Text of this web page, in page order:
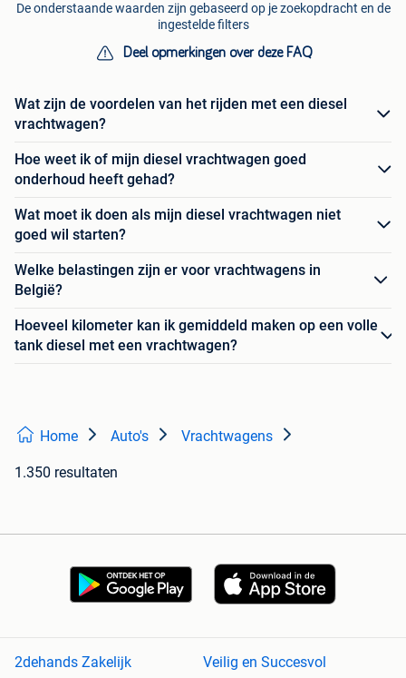
De onderstaande waarden zijn gebaseerd op je zoekopdracht en de
ingestelde filters
Deel opmerkingen over deze FAQ
Wat zijn de voordelen van het rijden met een diesel
vrachtwagen?
Hoe weet ik of mijn diesel vrachtwagen goed
onderhoud heeft gehad?
Wat moet ik doen als mijn diesel vrachtwagen niet
goed wil starten?
Welke belastingen zijn er voor vrachtwagens in
België?
Hoeveel kilometer kan ik gemiddeld maken op een volle
tank diesel met een vrachtwagen?
Home Auto's Vrachtwagens
1.350 resultaten
2dehands Zakelijk Veilig en Succesvol